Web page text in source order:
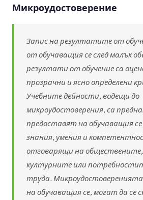
Микроудостоверение
Запис на резултатите от
от обучаващия се след малък
резултати от обучение са
прозрачни и ясно определени
Учебните дейности, водещи до
микроудостоверения, са
предоставят на обучаващия
знания, умения и
отговарящи на
културните или
труда.
на обучаващия се, могат да се